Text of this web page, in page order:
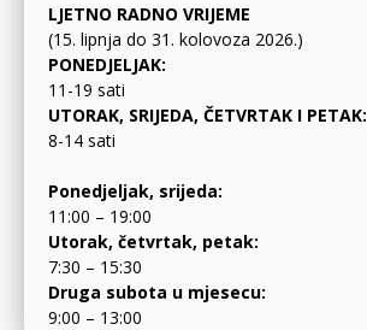
LJETNO RADNO VRIJEME
(15. lipnja do 31. kolovoza 2026.)
PONEDJELJAK:
11-19 sati
UTORAK, SRIJEDA, ČETVRTAK I PETAK:
8-14 sati
Ponedjeljak, srijeda:
11:00 – 19:00
Utorak, četvrtak, petak:
7:30 – 15:30
Druga subota u mjesecu:
9:00 – 13:00